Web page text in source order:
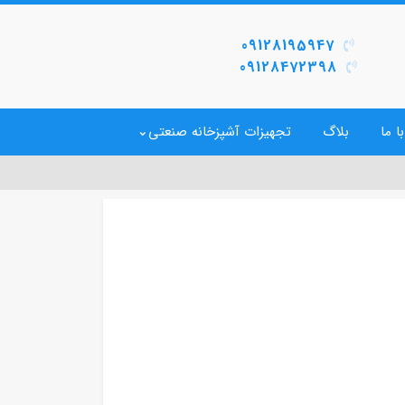
09128195947
09128472398
ما بلاگ تجهیزات آشپزخانه صنعتی